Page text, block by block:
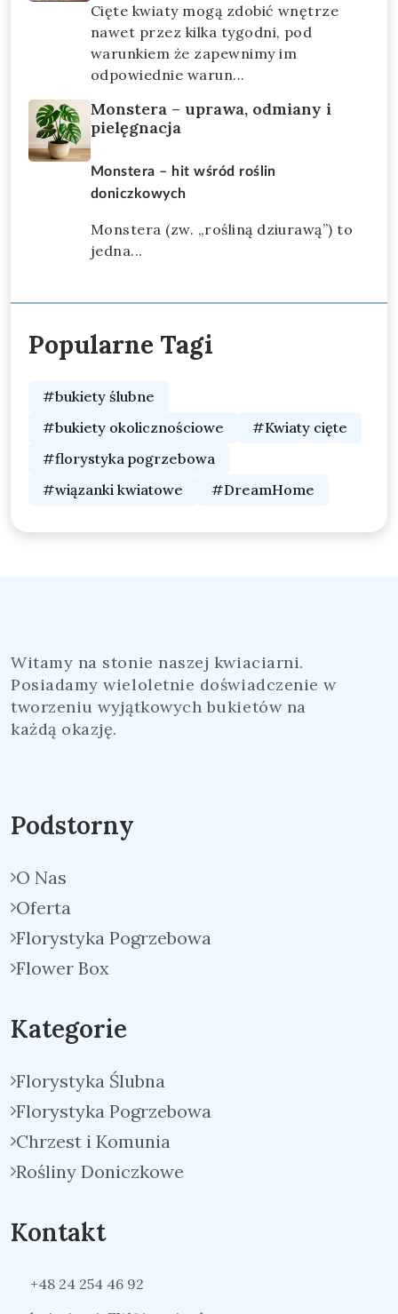
Cięte kwiaty mogą zdobić wnętrze
nawet przez kilka tygodni, pod
warunkiem że zapewnimy im
odpowiednie warun...
Monstera – uprawa, odmiany i
pielęgnacja
Monstera – hit wśród roślin
doniczkowych
Monstera (zw. „rośliną dziurawą”) to
jedna...
Popularne Tagi
#bukiety ślubne
#bukiety okolicznościowe
#Kwiaty cięte
#florystyka pogrzebowa
#wiązanki kwiatowe
#DreamHome
Witamy na stonie naszej kwiaciarni.
Posiadamy wieloletnie doświadczenie w
tworzeniu wyjątkowych bukietów na
każdą okazję.
Podstorny
O Nas
Oferta
Florystyka Pogrzebowa
Flower Box
Kategorie
Florystyka Ślubna
Florystyka Pogrzebowa
Chrzest i Komunia
Rośliny Doniczkowe
Kontakt
+48 24 254 46 92